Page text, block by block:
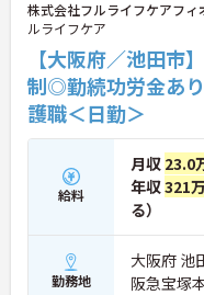
株式会社フルライフケアフ
ルライフケア
【大阪府／池田
制◎勤続功労金あ
護職＜日勤＞
給料
月収 23.0
年収321
る）
勤務地
大阪府 池
阪急宝塚